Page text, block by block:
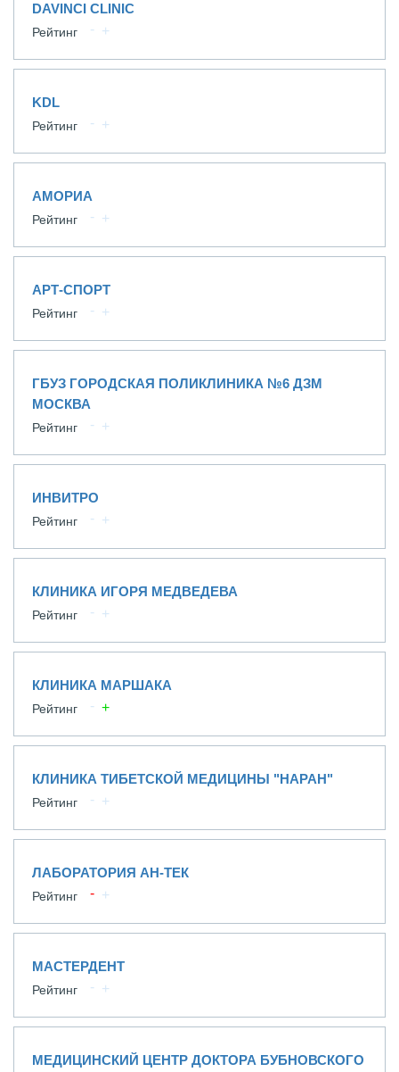
DAVINCI CLINIC
Рейтинг
KDL
Рейтинг
АМОРИА
Рейтинг
АРТ-СПОРТ
Рейтинг
ГБУЗ ГОРОДСКАЯ ПОЛИКЛИНИКА №6 ДЗМ
МОСКВА
Рейтинг
ИНВИТРО
Рейтинг
КЛИНИКА ИГОРЯ МЕДВЕДЕВА
Рейтинг
КЛИНИКА МАРШАКА
Рейтинг
КЛИНИКА ТИБЕТСКОЙ МЕДИЦИНЫ "НАРАН"
Рейтинг
ЛАБОРАТОРИЯ АН-ТЕК
Рейтинг
МАСТЕРДЕНТ
Рейтинг
МЕДИЦИНСКИЙ ЦЕНТР ДОКТОРА БУБНОВСКОГО